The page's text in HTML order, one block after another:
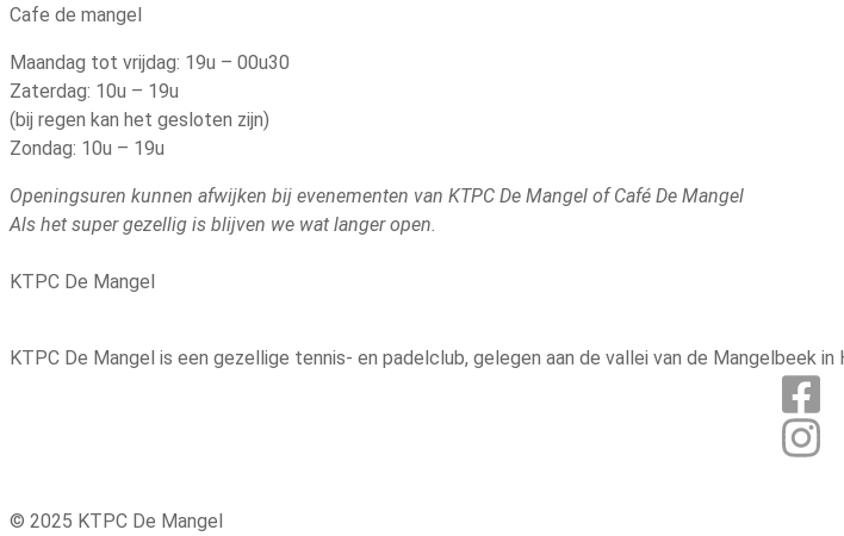
Cafe de mangel
Maandag tot vrijdag: 19u – 00u30
Zaterdag: 10u – 19u
(bij regen kan het gesloten zijn)
Zondag: 10u – 19u
Openingsuren kunnen afwijken bij evenementen van KTPC De Mangel of Café De Mangel
Als het super gezellig is blijven we wat langer open.
KTPC De Mangel
KTPC De Mangel is een gezellige tennis- en padelclub, gelegen aan de vallei van de Mangelbeek
© 2025 KTPC De Mangel